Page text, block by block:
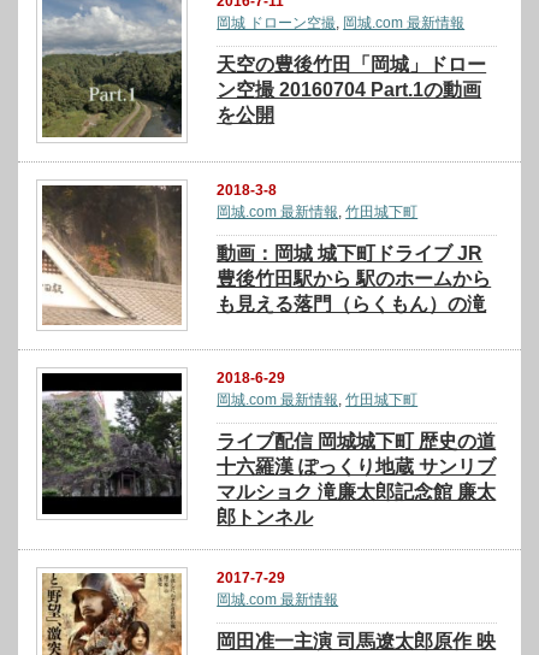
岡城 ドローン空撮, 岡城.com 最新情報
天空の豊後竹田「岡城」ドロー
ン空撮 20160704 Part.1の動画
を公開
2018-3-8
岡城.com 最新情報,竹田城下町
動画：岡城 城下町ドライブ JR
豊後竹田駅から 駅のホームから
も見える落門（らくもん）の滝
2018-6-29
岡城.com 最新情報,竹田城下町
ライブ配信 岡城城下町 歴史の道
十六羅漢 ぽっくり地蔵 サンリブ
マルショク 滝廉太郎記念館 廉太
郎トンネル
2017-7-29
岡城.com 最新情報
岡田准一主演 司馬遼太郎原作 映